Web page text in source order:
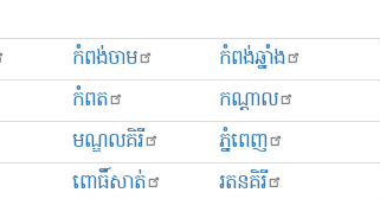
កំពង់ចាម
កំពង់ឆ្នាំង
កំពត
កណ្ដាល
មណ្ឌលគិរី
ភ្នំពេញ
ពោធិ៍សាត់
រតនគិរី